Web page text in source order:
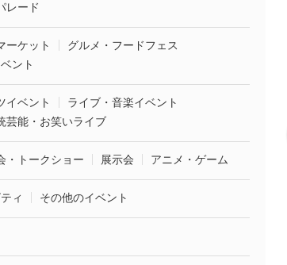
レード
ーケット
グルメ・フードフェス
ント
イベント
ライブ・音楽イベント
芸能・お笑いライブ
・トークショー 展示会 アニメ・ゲーム
ィ その他のイベント